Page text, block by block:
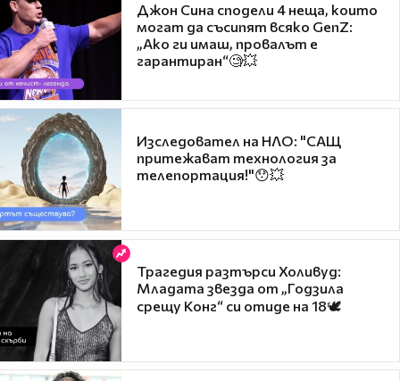
Джон Сина сподели 4 неща, които
могат да съсипят всяко GenZ:
„Ако ги имаш, провалът е
гарантиран“🧐💥
Изследовател на НЛО: "САЩ
притежават технология за
телепортация!"😯💥
Трагедия разтърси Холивуд:
Младата звезда от „Годзила
срещу Конг“ си отиде на 18🕊️